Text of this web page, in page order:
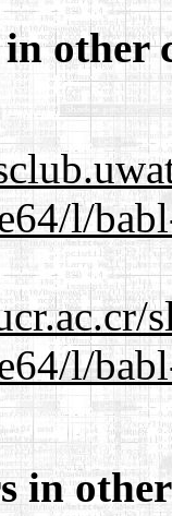
other
l/
l/
in